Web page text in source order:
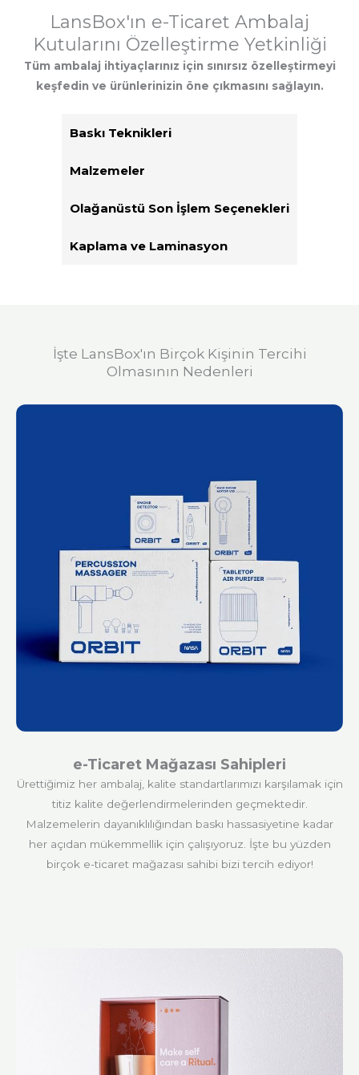
LansBox'ın e-Ticaret Ambalaj
Kutularını Özelleştirme Yetkinliği
Tüm ambalaj ihtiyaçlarınız için sınırsız özelleştirmeyi
keşfedin ve ürünlerinizin öne çıkmasını sağlayın.
Baskı Teknikleri
Malzemeler
Olağanüstü Son İşlem Seçenekleri
Kaplama ve Laminasyon
İşte LansBox'ın Birçok Kişinin Tercihi
Olmasının Nedenleri
e-Ticaret Mağazası Sahipleri
Ürettiğimiz her ambalaj, kalite standartlarımızı karşılamak için
titiz kalite değerlendirmelerinden geçmektedir.
Malzemelerin dayanıklılığından baskı hassasiyetine kadar
her açıdan mükemmellik için çalışıyoruz. İşte bu yüzden
birçok e-ticaret mağazası sahibi bizi tercih ediyor!